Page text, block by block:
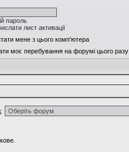
пароль
лист активації
мене з цього комп'ютера
моє перебування на форумі цього разу